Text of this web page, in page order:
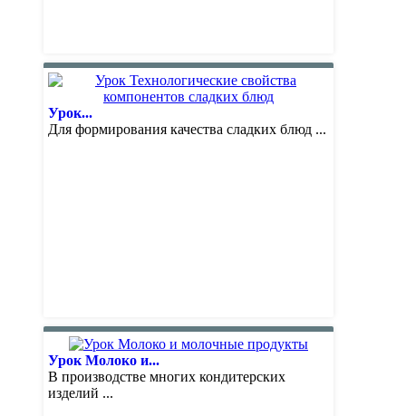
Урок...
Для формирования качества сладких блюд ...
Урок Молоко и...
В производстве многих кондитерских
изделий ...